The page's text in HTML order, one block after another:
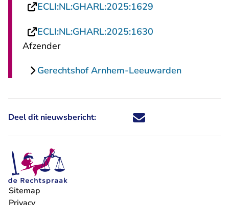
ECLI:NL:GHARL:2025:1629
ECLI:NL:GHARL:2025:1630
Afzender
Gerechtshof Arnhem-Leeuwarden
Deel dit nieuwsbericht: Deel dit nieuwsbericht via X -
Deel dit nieuwsbericht via
Deel dit nieuwsbericht
Deel dit
Sitemap